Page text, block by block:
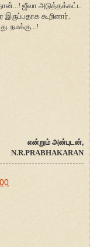
ஜீவா அடுத்தக்கட்ட
கூறினார்.
நமக்கு...!
என்றும் அன்புடன்,
N.R.PRABHAKARAN